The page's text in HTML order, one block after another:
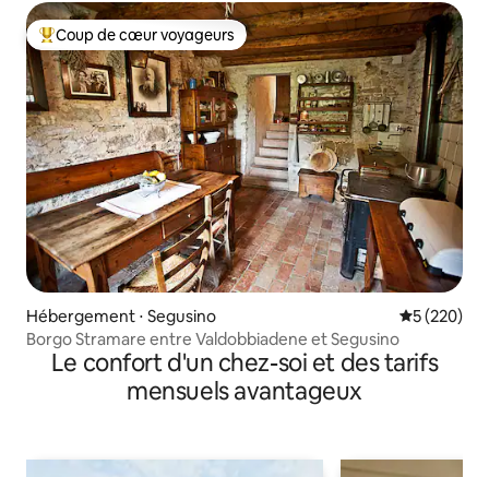
Coups de cœur voyageurs les plus appréciés
Coup de cœur voyageurs
Hébergement ⋅ Segusino Évaluation
5 (220)
Borgo Stramare entre Valdobbiadene et Segusino
Le confort d'un chez-soi et des tarifs
mensuels avantageux